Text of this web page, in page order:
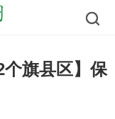
个旗县区】保